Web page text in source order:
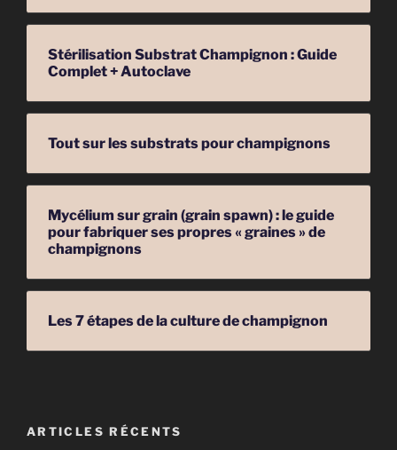
Stérilisation Substrat Champignon : Guide
Complet + Autoclave
Tout sur les substrats pour champignons
Mycélium sur grain (grain spawn) : le guide
pour fabriquer ses propres « graines » de
champignons
Les 7 étapes de la culture de champignon
ARTICLES RÉCENTS